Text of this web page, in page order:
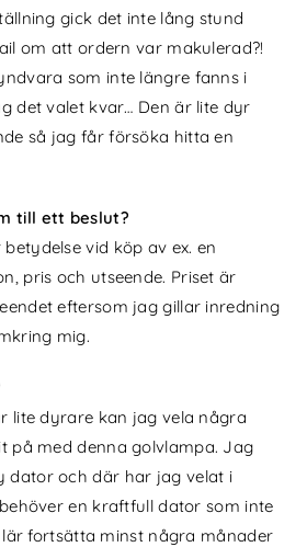
gick det inte lång stund
om att ordern var makulerad?!
som inte längre fanns i
det valet kvar… Den är lite dyr
så jag får försöka hitta en
till ett beslut?
vid köp av ex. en
pris och utseende. Priset är
eftersom jag gillar inredning
mig.
lite dyrare kan jag vela några
på med denna golvlampa. Jag
dator och där har jag velat i
en kraftfull dator som inte
lär fortsätta minst några månader